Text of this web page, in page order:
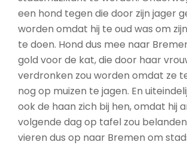
een hond tegen die door zijn jager
worden omdat hij te oud was om
te doen. Hond dus mee naar
gold voor de kat, die door haar
verdronken zou worden omdat ze
nog op muizen te jagen. En
ook de haan zich bij hen, omdat hij
volgende dag op tafel zou
vieren dus op naar Bremen om